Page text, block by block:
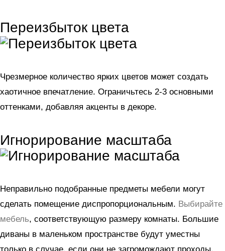
Переизбыток цвета
Чрезмерное количество ярких цветов может создать
хаотичное впечатление. Ограничьтесь 2-3 основными
оттенками, добавляя акценты в декоре.
Игнорирование масштаба
Неправильно подобранные предметы мебели могут
сделать помещение диспропорциональным. Выбирайте
мебель, соответствующую размеру комнаты. Большие
диваны в маленьком пространстве будут уместны